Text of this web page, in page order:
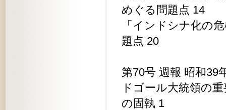
めぐる問題点 14
「インドシナ化の
題点 20
第70号 週報 昭和39
ドゴール大統領の
の固執 1